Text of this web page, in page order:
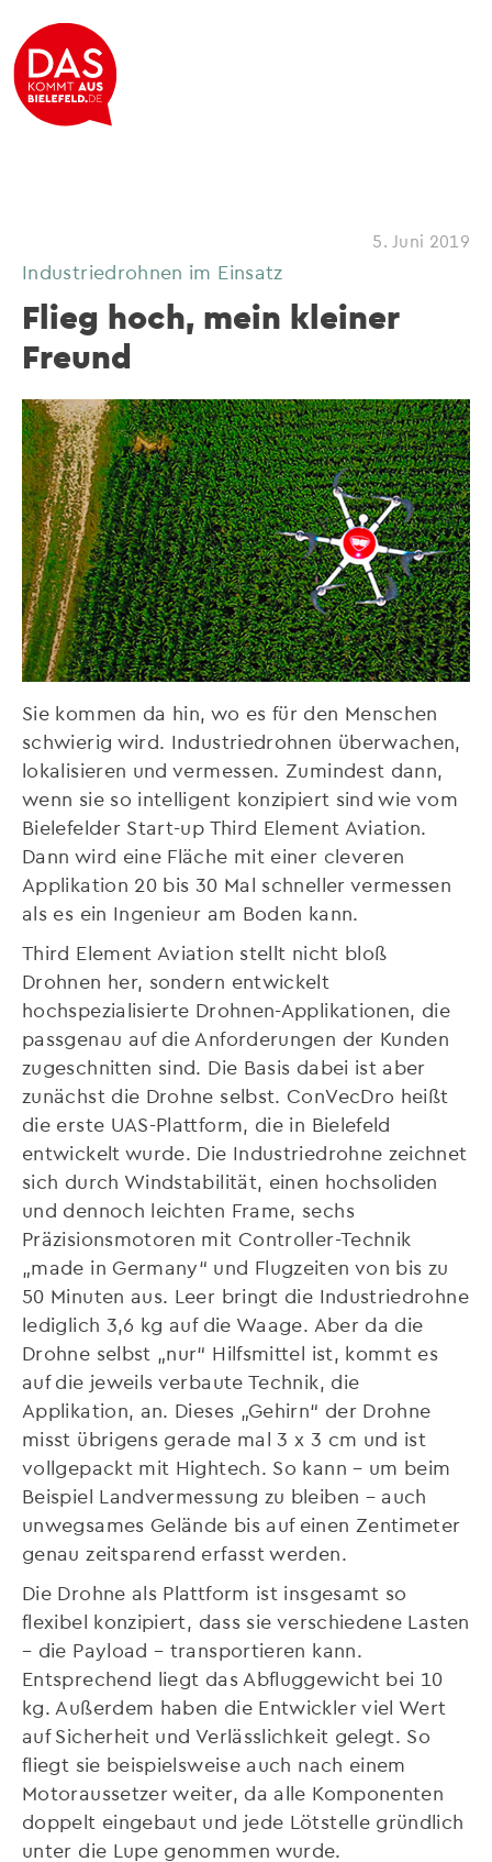
5. Juni 2019
Industriedrohnen im Einsatz
Flieg hoch, mein kleiner
Freund
Sie kommen da hin, wo es für den Menschen
schwierig wird. Industriedrohnen überwachen,
lokalisieren und vermessen. Zumindest dann,
wenn sie so intelligent konzipiert sind wie vom
Bielefelder Start-up Third Element Aviation.
Dann wird eine Fläche mit einer cleveren
Applikation 20 bis 30 Mal schneller vermessen
als es ein Ingenieur am Boden kann.
Third Element Aviation stellt nicht bloß
Drohnen her, sondern entwickelt
hochspezialisierte Drohnen-Applikationen, die
passgenau auf die Anforderungen der Kunden
zugeschnitten sind. Die Basis dabei ist aber
zunächst die Drohne selbst. ConVecDro heißt
die erste UAS-Plattform, die in Bielefeld
entwickelt wurde. Die Industriedrohne zeichnet
sich durch Windstabilität, einen hochsoliden
und dennoch leichten Frame, sechs
Präzisionsmotoren mit Controller-Technik
„made in Germany“ und Flugzeiten von bis zu
50 Minuten aus. Leer bringt die Industriedrohne
lediglich 3,6 kg auf die Waage. Aber da die
Drohne selbst „nur“ Hilfsmittel ist, kommt es
auf die jeweils verbaute Technik, die
Applikation, an. Dieses „Gehirn“ der Drohne
misst übrigens gerade mal 3 x 3 cm und ist
vollgepackt mit Hightech. So kann – um beim
Beispiel Landvermessung zu bleiben – auch
unwegsames Gelände bis auf einen Zentimeter
genau zeitsparend erfasst werden.
Die Drohne als Plattform ist insgesamt so
flexibel konzipiert, dass sie verschiedene Lasten
– die Payload – transportieren kann.
Entsprechend liegt das Abfluggewicht bei 10
kg. Außerdem haben die Entwickler viel Wert
auf Sicherheit und Verlässlichkeit gelegt. So
fliegt sie beispielsweise auch nach einem
Motoraussetzer weiter, da alle Komponenten
doppelt eingebaut und jede Lötstelle gründlich
unter die Lupe genommen wurde.